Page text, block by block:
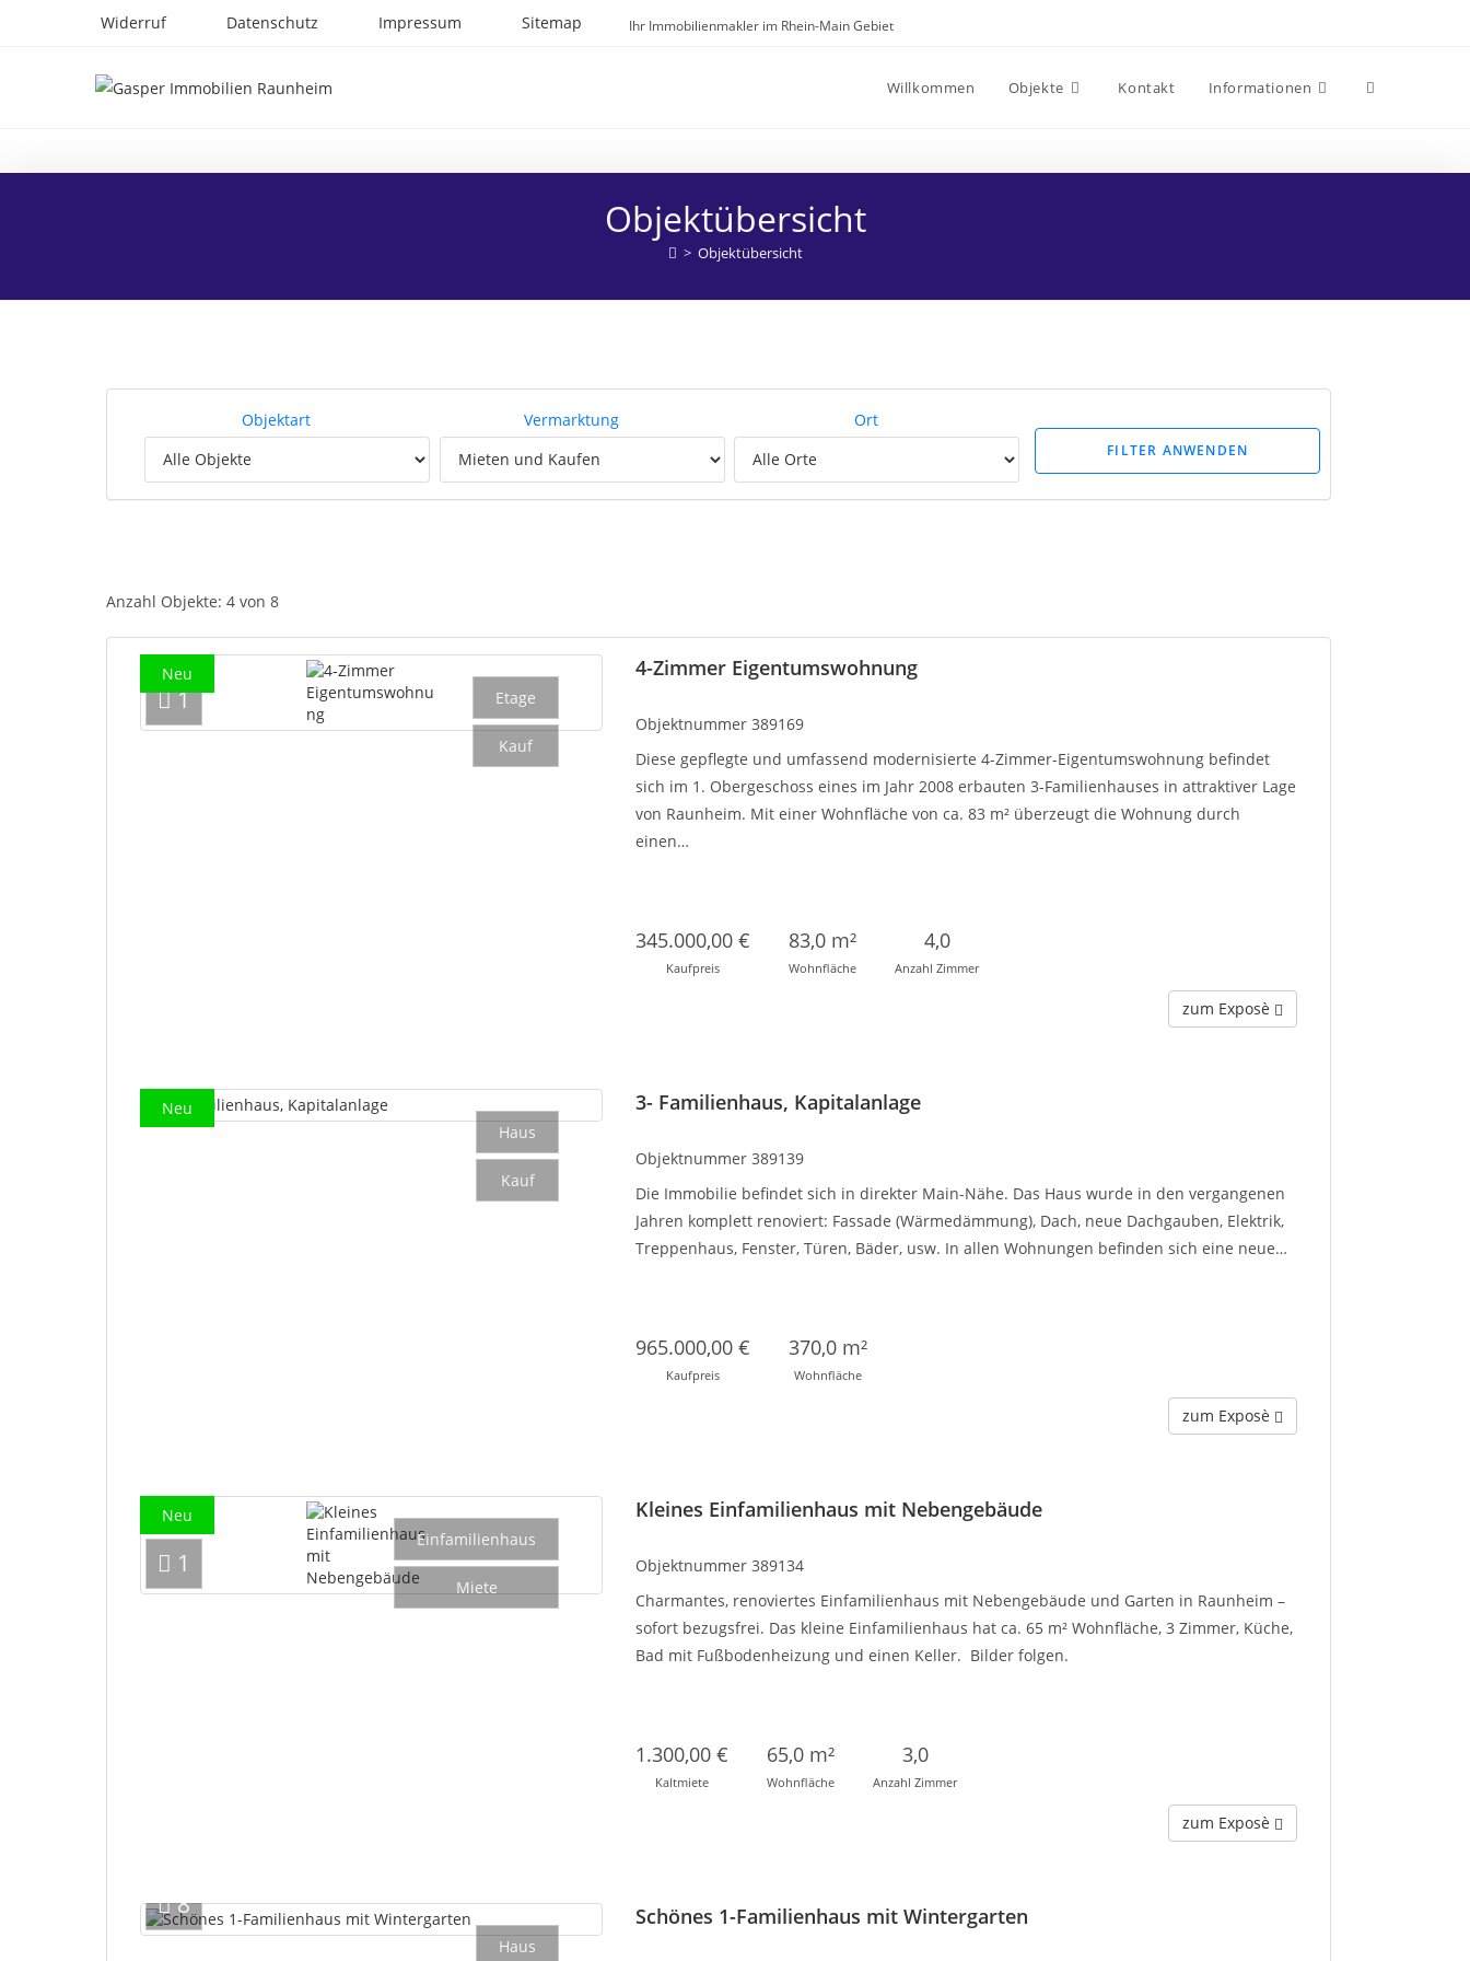
Widerruf Datenschutz Impressum Sitemap Ihr Immobilienmakler im Rhein-Main Gebiet
Willkommen Objekte Kontakt Informationen
Objektübersicht
> Objektübersicht
Objektart Vermarktung Ort
FILTER ANWENDEN
Anzahl Objekte: 4 von 8
1 Etage
Kauf
Neu 4-Zimmer Eigentumswohnung
Objektnummer 389169
Diese gepflegte und umfassend modernisierte 4-Zimmer-Eigentumswohnung befindet
sich im 1. Obergeschoss eines im Jahr 2008 erbauten 3-Familienhauses in attraktiver Lage
von Raunheim. Mit einer Wohnfläche von ca. 83 m² überzeugt die Wohnung durch
einen…
345.000,00 €
Kaufpreis
83,0 m²
Wohnfläche
4,0
Anzahl Zimmer
zum Exposè
1
Haus
Kauf
Neu 3- Familienhaus, Kapitalanlage
Objektnummer 389139
Die Immobilie befindet sich in direkter Main-Nähe. Das Haus wurde in den vergangenen
Jahren komplett renoviert: Fassade (Wärmedämmung), Dach, neue Dachgauben, Elektrik,
Treppenhaus, Fenster, Türen, Bäder, usw. In allen Wohnungen befinden sich eine neue…
965.000,00 €
Kaufpreis
370,0 m²
Wohnfläche
zum Exposè
1
Einfamilienhaus
Miete
Neu Kleines Einfamilienhaus mit Nebengebäude
Objektnummer 389134
Charmantes, renoviertes Einfamilienhaus mit Nebengebäude und Garten in Raunheim –
sofort bezugsfrei. Das kleine Einfamilienhaus hat ca. 65 m² Wohnfläche, 3 Zimmer, Küche,
Bad mit Fußbodenheizung und einen Keller. Bilder folgen.
1.300,00 €
Kaltmiete
65,0 m²
Wohnfläche
3,0
Anzahl Zimmer
zum Exposè
8
Haus
Schönes 1-Familienhaus mit Wintergarten